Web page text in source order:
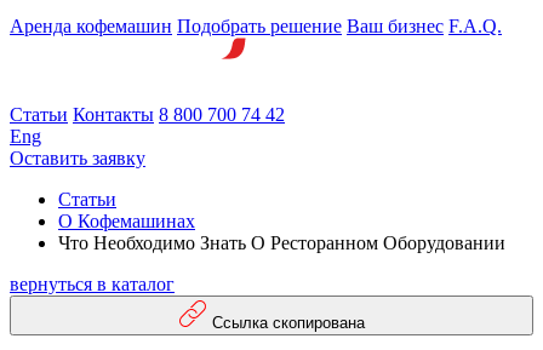
Аренда кофемашин Подобрать решение Ваш бизнес F.A.Q.
Статьи Контакты 8 800 700 74 42
Eng
Оставить заявку
Статьи
О Кофемашинах
Что Необходимо Знать О Ресторанном Оборудовании
вернуться в каталог
Ссылка скопирована